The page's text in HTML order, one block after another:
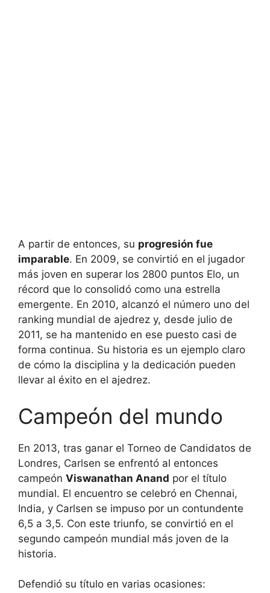
A partir de entonces, su progresión fue
imparable. En 2009, se convirtió en el jugador
más joven en superar los 2800 puntos Elo, un
récord que lo consolidó como una estrella
emergente. En 2010, alcanzó el número uno del
ranking mundial de ajedrez y, desde julio de
2011, se ha mantenido en ese puesto casi de
forma continua. Su historia es un ejemplo claro
de cómo la disciplina y la dedicación pueden
llevar al éxito en el ajedrez.
Campeón del mundo
En 2013, tras ganar el Torneo de Candidatos de
Londres, Carlsen se enfrentó al entonces
campeón Viswanathan Anand por el título
mundial. El encuentro se celebró en Chennai,
India, y Carlsen se impuso por un contundente
6,5 a 3,5. Con este triunfo, se convirtió en el
segundo campeón mundial más joven de la
historia.
Defendió su título en varias ocasiones: